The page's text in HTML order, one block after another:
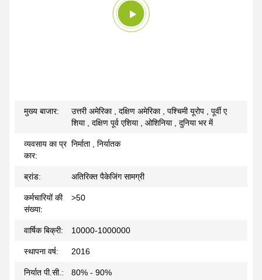
मुख्य बाजार:
उत्तरी अमेरिका , दक्षिण अमेरिका , पश्चिमी यूरोप , पूर्वी ए
शिया , दक्षिण पूर्व एशिया , ओशिनिया , दुनिया भर में
व्यवसाय का प्र
कार:
निर्माता , निर्यातक
ब्रांड: अतिरिक्त पैकेजिंग सामग्री
कर्मचारियों की
संख्या:
>50
वार्षिक बिक्री: 10000-1000000
स्थापना वर्ष: 2016
निर्यात पी.सी.: 80% - 90%